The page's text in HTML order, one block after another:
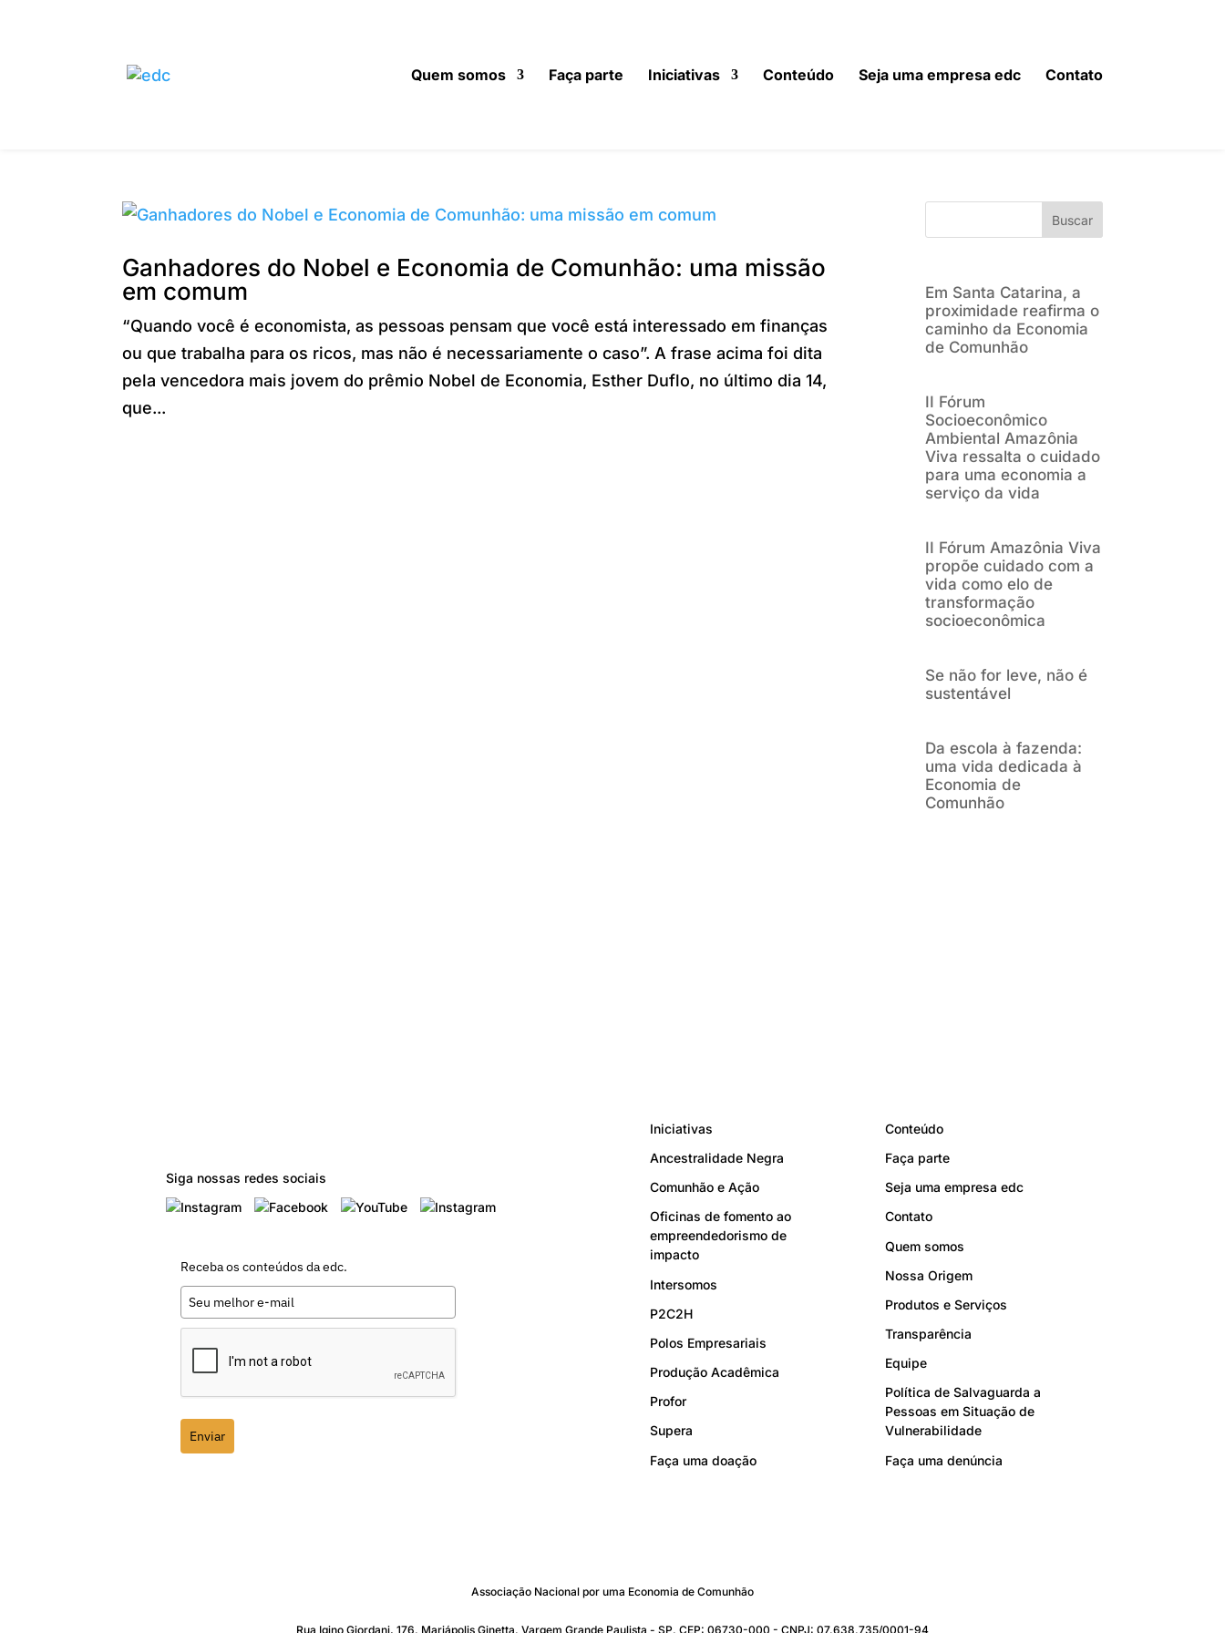
Quem somos Faça parte Iniciativas Conteúdo Seja uma empresa edc Contato
Ganhadores do Nobel e Economia de Comunhão: uma missão
em comum
“Quando você é economista, as pessoas pensam que você está interessado em finanças
ou que trabalha para os ricos, mas não é necessariamente o caso”. A frase acima foi dita
pela vencedora mais jovem do prêmio Nobel de Economia, Esther Duflo, no último dia 14,
que...
Buscar
Em Santa Catarina, a
proximidade reafirma o
caminho da Economia
de Comunhão
II Fórum
Socioeconômico
Ambiental Amazônia
Viva ressalta o cuidado
para uma economia a
serviço da vida
II Fórum Amazônia Viva
propõe cuidado com a
vida como elo de
transformação
socioeconômica
Se não for leve, não é
sustentável
Da escola à fazenda:
uma vida dedicada à
Economia de
Comunhão
Siga nossas redes sociais
Receba os conteúdos da edc.
Enviar
Iniciativas
Ancestralidade Negra
Comunhão e Ação
Oficinas de fomento ao
empreendedorismo de
impacto
Intersomos
P2C2H
Polos Empresariais
Produção Acadêmica
Profor
Supera
Faça uma doação
Conteúdo
Faça parte
Seja uma empresa edc
Contato
Quem somos
Nossa Origem
Produtos e Serviços
Transparência
Equipe
Política de Salvaguarda a
Pessoas em Situação de
Vulnerabilidade
Faça uma denúncia
Associação Nacional por uma Economia de Comunhão
Rua Igino Giordani, 176. Mariápolis Ginetta. Vargem Grande Paulista - SP. CEP: 06730-000 - CNPJ: 07.638.735/0001-94